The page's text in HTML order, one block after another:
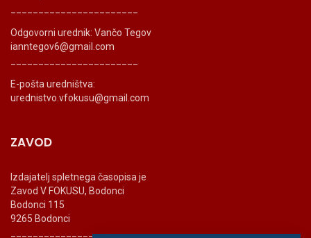
Odgovorni urednik: Vančo Tegov
ianntegov6@gmail.com
E-pošta uredništva:
urednistvo.vfokusu@gmail.com
ZAVOD
Izdajatelj spletnega časopisa je
Zavod V FOKUSU, Bodonci
Bodonci 115
9265 Bodonci
_______________________